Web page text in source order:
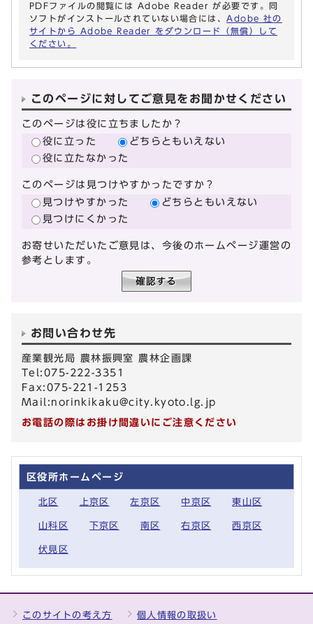
PDFファイルの閲覧には Adobe Reader が必要です。同
ソフトがインストールされていない場合には、 Adobe 社の
サイトから Adobe Reader をダウンロード（無償）して
ください。
このページに対してご意見をお聞かせください
このページは役に立ちましたか？
役に立った
どちらともいえない
役に立たなかった
このページは見つけやすかったですか？
見つけやすかった
どちらともいえない
見つけにくかった
お寄せいただいたご意見は、今後のホームページ運営の
参考とします。
お問い合わせ先
産業観光局 農林振興室 農林企画課
Tel:075-222-3351
Fax:075-221-1253
Mail: norinkikaku@city.kyoto.lg.jp
お電話の際はお掛け間違いにご注意ください
区役所ホームページ
北区 上京区 左京区 中京区 東山区
山科区 下京区 南区 右京区 西京区
伏見区
このサイトの考え方 個人情報の取扱い